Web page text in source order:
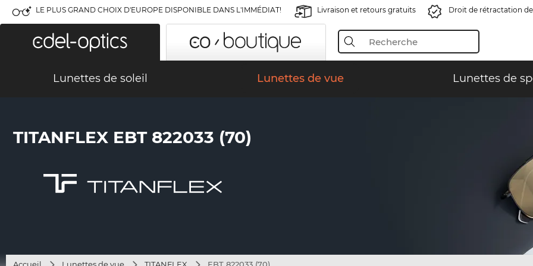
LE PLUS GRAND CHOIX D'EUROPE DISPONIBLE DANS L'IMMÉDIAT! Livraison et retours gratuits Droit de rétractation
Lunettes de soleil Lunettes de vue Lunettes de
TITANFLEX EBT 822033 (70)